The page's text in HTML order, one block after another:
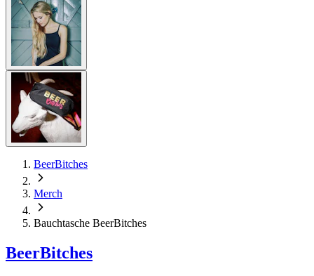
BeerBitches
Merch
Bauchtasche BeerBitches
BeerBitches